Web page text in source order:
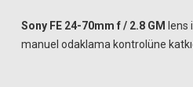
Sony FE 24-70mm f / 2.8 GM lens
manuel odaklama kontrolüne